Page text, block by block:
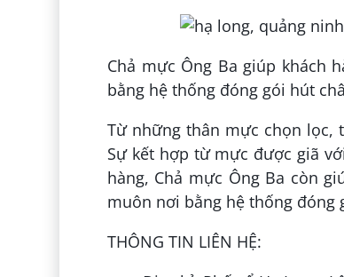
Chả mực Ông Ba giúp khách
bằng hệ thống đóng gói hút
Từ những thân mực chọn lọc,
Sự kết hợp từ mực được giã
hàng, Chả mực Ông Ba còn
muôn nơi bằng hệ thống đóng
THÔNG TIN LIÊN HỆ: